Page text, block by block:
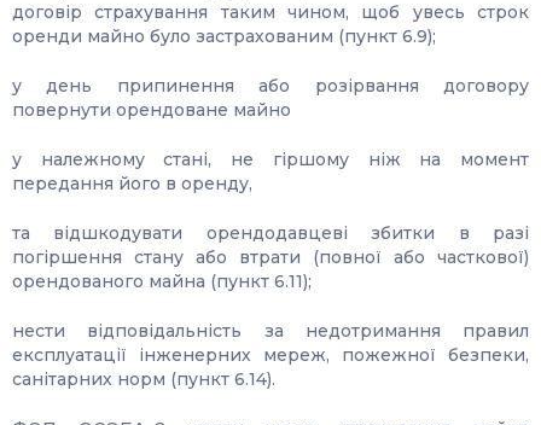
договір страхування таким чином, щоб увесь строк
оренди майно було застрахованим (пункт 6.9);
у день припинення або розірвання договору
повернути орендоване майно
у належному стані, не гіршому ніж на момент
передання його в оренду,
та відшкодувати орендодавцеві збитки в разі
погіршення стану або втрати (повної або часткової)
орендованого майна (пункт 6.11);
нести відповідальність за недотримання правил
експлуатації інженерних мереж, пожежної безпеки,
санітарних норм (пункт 6.14).